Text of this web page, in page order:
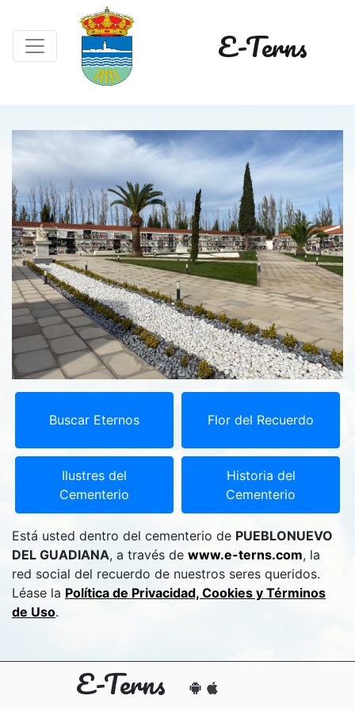
E-Terns
Buscar Eternos Flor del Recuerdo
Ilustres del
Cementerio
Historia del
Cementerio
Está usted dentro del cementerio de PUEBLONUEVO
DEL GUADIANA, a través de www.e-terns.com, la
red social del recuerdo de nuestros seres queridos.
Léase la Política de Privacidad, Cookies y Términos
de Uso.
E-Terns